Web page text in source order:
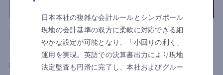
タイ 会計
NARUMI(THAILAND)CO.,LTD.様
利用国 タイ
日本本社の複雑な会計ルールとシンガポール
現地の会計基準の双方に柔軟に対応できる細
やかな設定が可能となり、「小回りの利く」
運用を実現。英語での決算書出力により現地
法定監査も円滑に完了し、本社およびグルー